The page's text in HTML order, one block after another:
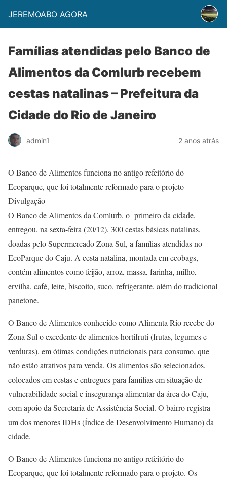
JEREMOABO AGORA
Famílias atendidas pelo Banco de
Alimentos da Comlurb recebem
cestas natalinas – Prefeitura da
Cidade do Rio de Janeiro
admin1 2 anos atrás
O Banco de Alimentos funciona no antigo refeitório do
Ecoparque, que foi totalmente reformado para o projeto –
Divulgação
O Banco de Alimentos da Comlurb, o primeiro da cidade,
entregou, na sexta-feira (20/12), 300 cestas básicas natalinas,
doadas pelo Supermercado Zona Sul, a famílias atendidas no
EcoParque do Caju. A cesta natalina, montada em ecobags,
contém alimentos como feijão, arroz, massa, farinha, milho,
ervilha, café, leite, biscoito, suco, refrigerante, além do tradicional
panetone.
O Banco de Alimentos conhecido como Alimenta Rio recebe do
Zona Sul o excedente de alimentos hortifruti (frutas, legumes e
verduras), em ótimas condições nutricionais para consumo, que
não estão atrativos para venda. Os alimentos são selecionados,
colocados em cestas e entregues para famílias em situação de
vulnerabilidade social e insegurança alimentar da área do Caju,
com apoio da Secretaria de Assistência Social. O bairro registra
um dos menores IDHs (Índice de Desenvolvimento Humano) da
cidade.
O Banco de Alimentos funciona no antigo refeitório do
Ecoparque, que foi totalmente reformado para o projeto. Os